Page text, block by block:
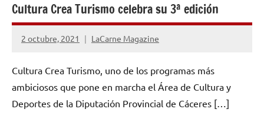
Cultura Crea Turismo celebra su 3ª edición
2 octubre, 2021 LaCarne Magazine
No
comentarios
Cultura Crea Turismo, uno de los programas más
ambiciosos que pone en marcha el Área de Cultura y
Deportes de la Diputación Provincial de Cáceres […]